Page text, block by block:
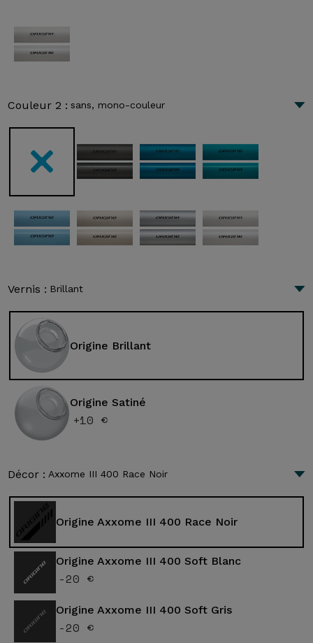
Couleur 2 : sans, mono-couleur
Vernis : Brillant
Origine Brillant
Origine Satiné
+10 €
Décor : Axxome III 400 Race Noir
Origine Axxome III 400 Race Noir
Origine Axxome III 400 Soft Blanc
-20 €
Origine Axxome III 400 Soft Gris
-20 €